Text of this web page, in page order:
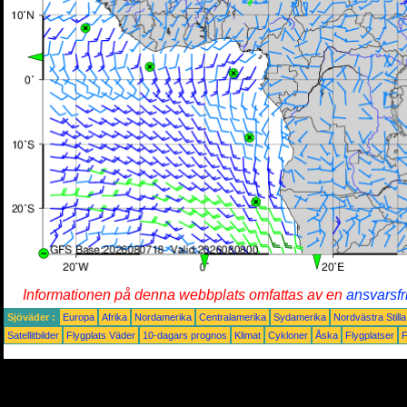
Informationen på denna webbplats omfattas av en
Sjöväder : Europa Afrika Nordamerika Centralamerika Sydamerika
Nordvästra
Satellitbilder
Flygplats Väder 10-dagars prognos Klimat Cykloner Åska Flygplatser